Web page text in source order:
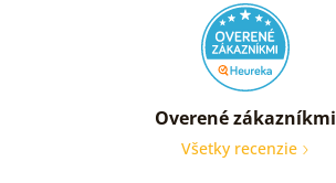
Overené zákazníkmi
Všetky recenzie